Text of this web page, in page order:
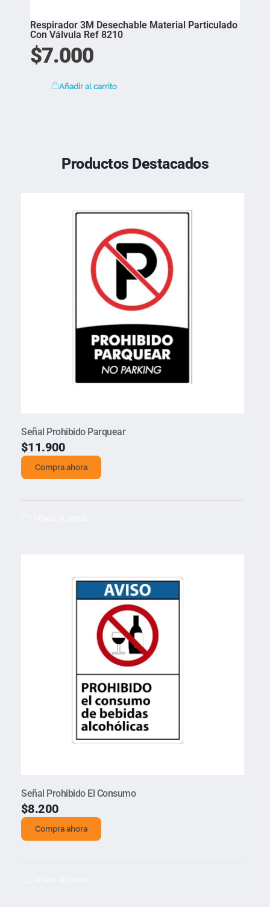
Respirador 3M Desechable Material Particulado
Con Válvula Ref 8210
$7.000
Añadir al carrito
Productos Destacados
Señal Prohibido Parquear
$11.900
Compra ahora
Señal Prohibido El Consumo
$8.200
Compra ahora